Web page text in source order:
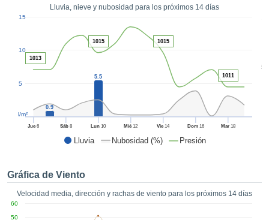
el botón
la
ya sean
nuestros
así como
un perfil
para
CONTINUAR
CONFIGURACIÓN
Lluvia, nieve y nubosidad para los próximos 14 días
Lluvia Nubosidad (%) Presión
50
Jue 6 Sáb8 Lun 10 Mié 12 Vie 14 Dom16 Mar18
5
10
15
l/m²
0.9
5.5
1013
1015 1015
1011
Gráfica de Viento
Velocidad media, dirección y rachas de viento para los próximos 14 días
50
60